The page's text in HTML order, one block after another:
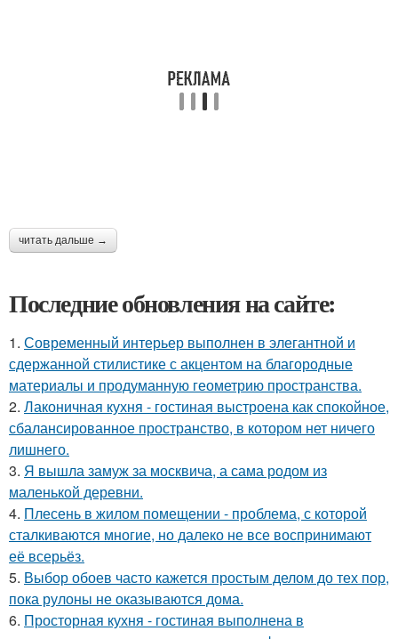
читать дальше →
Последние обновления на сайте:
1. Современный интерьер выполнен в элегантной и
сдержанной стилистике с акцентом на благородные
материалы и продуманную геометрию пространства.
2. Лаконичная кухня - гостиная выстроена как спокойное,
сбалансированное пространство, в котором нет ничего
лишнего.
3. Я вышла замуж за москвича, а сама родом из
маленькой деревни.
4. Плесень в жилом помещении - проблема, с которой
сталкиваются многие, но далеко не все воспринимают
её всерьёз.
5. Выбор обоев часто кажется простым делом до тех пор,
пока рулоны не оказываются дома.
6. Просторная кухня - гостиная выполнена в